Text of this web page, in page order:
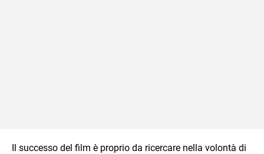
Il successo del film è proprio da ricercare nella volontà di